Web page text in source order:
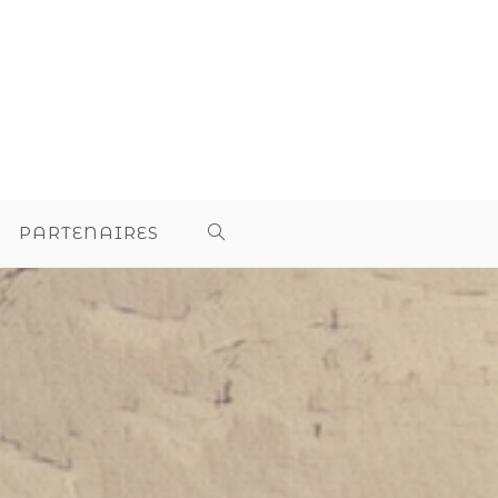
PARTENAIRES